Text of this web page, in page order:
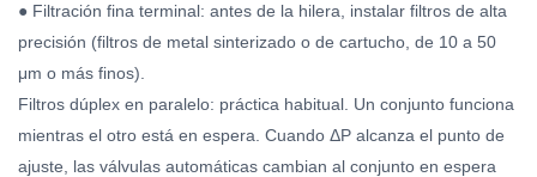
● Filtración fina terminal: antes de la hilera, instalar filtros de alta
precisión (filtros de metal sinterizado o de cartucho, de 10 a 50
μm o más finos).
Filtros dúplex en paralelo: práctica habitual. Un conjunto funciona
mientras el otro está en espera. Cuando ΔP alcanza el punto de
ajuste, las válvulas automáticas cambian al conjunto en espera